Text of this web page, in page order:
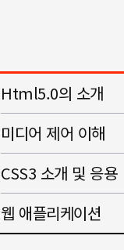
Html5.0의 소개
미디어 제어 이해
CSS3 소개 및 응용
웹 애플리케이션